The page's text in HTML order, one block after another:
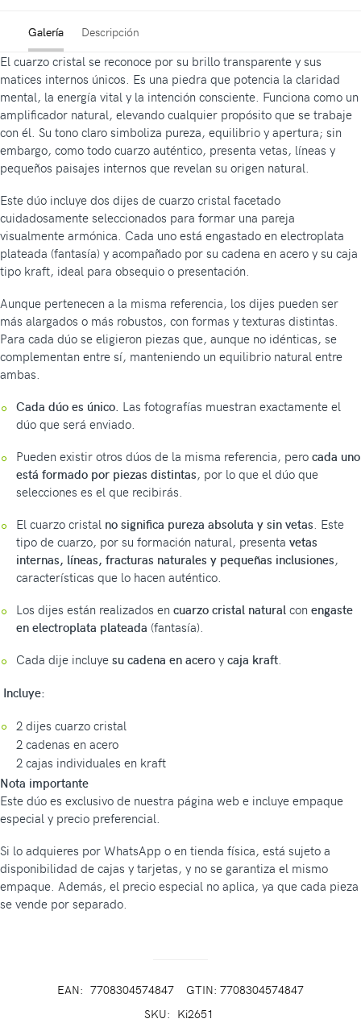
Galería Descripción
El cuarzo cristal se reconoce por su brillo transparente y sus
matices internos únicos. Es una piedra que potencia la claridad
mental, la energía vital y la intención consciente. Funciona como un
amplificador natural, elevando cualquier propósito que se trabaje
con él. Su tono claro simboliza pureza, equilibrio y apertura; sin
embargo, como todo cuarzo auténtico, presenta vetas, líneas y
pequeños paisajes internos que revelan su origen natural.
Este dúo incluye dos dijes de cuarzo cristal facetado
cuidadosamente seleccionados para formar una pareja
visualmente armónica. Cada uno está engastado en electroplata
plateada (fantasía) y acompañado por su cadena en acero y su caja
tipo kraft, ideal para obsequio o presentación.
Aunque pertenecen a la misma referencia, los dijes pueden ser
más alargados o más robustos, con formas y texturas distintas.
Para cada dúo se eligieron piezas que, aunque no idénticas, se
complementan entre sí, manteniendo un equilibrio natural entre
ambas.
Cada dúo es único. Las fotografías muestran exactamente el
dúo que será enviado.
Pueden existir otros dúos de la misma referencia, pero cada uno
está formado por piezas distintas, por lo que el dúo que
selecciones es el que recibirás.
El cuarzo cristal no significa pureza absoluta y sin vetas . Este
tipo de cuarzo, por su formación natural, presenta vetas
internas, líneas, fracturas naturales y pequeñas inclusiones,
características que lo hacen auténtico.
Los dijes están realizados en cuarzo cristal natural con engaste
en electroplata plateada (fantasía).
Cada dije incluye su cadena en acero y caja kraft
Incluye:
2 dijes cuarzo cristal
2 cadenas en acero
2 cajas individuales en kraft
Nota importante
Este dúo es exclusivo de nuestra página web e incluye empaque
especial y precio preferencial.
Si lo adquieres por WhatsApp o en tienda física, está sujeto a
disponibilidad de cajas y tarjetas, y no se garantiza el mismo
empaque. Además, el precio especial no aplica, ya que cada pieza
se vende por separado.
EAN: 7708304574847
GTIN: 7708304574847
SKU: Ki2651